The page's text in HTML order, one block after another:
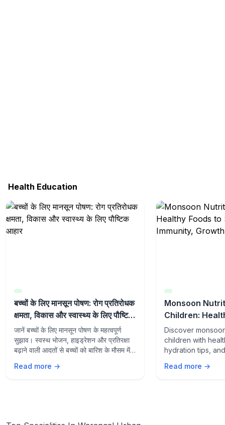
Health Education
बच्चों के लिए मानसून पोषण: रोग प्रतिरोधक
क्षमता, विकास और स्वास्थ्य के लिए पौष्टिक
आहार
जानें बच्चों के लिए मानसून पोषण के महत्वपूर्ण
सुझाव। स्वस्थ भोजन, हाइड्रेशन और प्रतिरक्षा
बढ़ाने वाली आदतों से बच्चों को बारिश के मौसम में
Read more →
Monsoon
Children:
Support
Wellness
Discover
children with
hydration tips,
growth,
Read more →